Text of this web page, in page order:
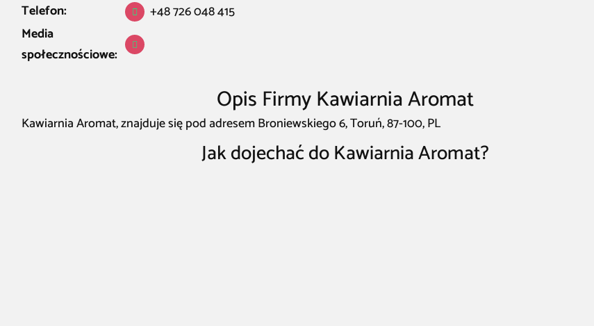
Telefon:
+48 726 048 415
Media
społecznościowe:
Opis Firmy Kawiarnia Aromat
Kawiarnia Aromat, znajduje się pod adresem Broniewskiego 6, Toruń, 87-100, PL
Jak dojechać do Kawiarnia Aromat?